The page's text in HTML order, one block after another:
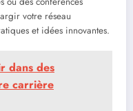
votre réseau
et idées innovantes.
dans des
carrière